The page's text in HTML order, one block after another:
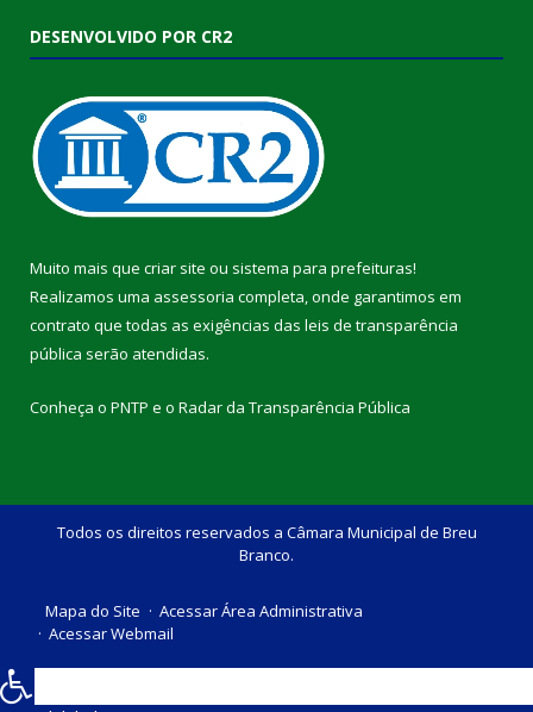
DESENVOLVIDO POR CR2
Muito mais que criar site ou sistema para prefeituras!
Realizamos uma assessoria completa, onde garantimos em
contrato que todas as exigências das leis de transparência
pública serão atendidas.
Conheça o PNTP e o Radar da Transparência Pública
Todos os direitos reservados a Câmara Municipal de Breu
Branco.
Mapa do Site
Acessar Área Administrativa
Acessar Webmail